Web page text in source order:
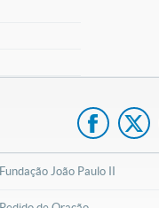
Fundação João Paulo II